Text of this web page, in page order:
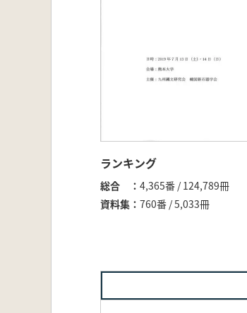
ランキング
総合
4,365番 / 124,789冊
資料集
760番 / 5,033冊